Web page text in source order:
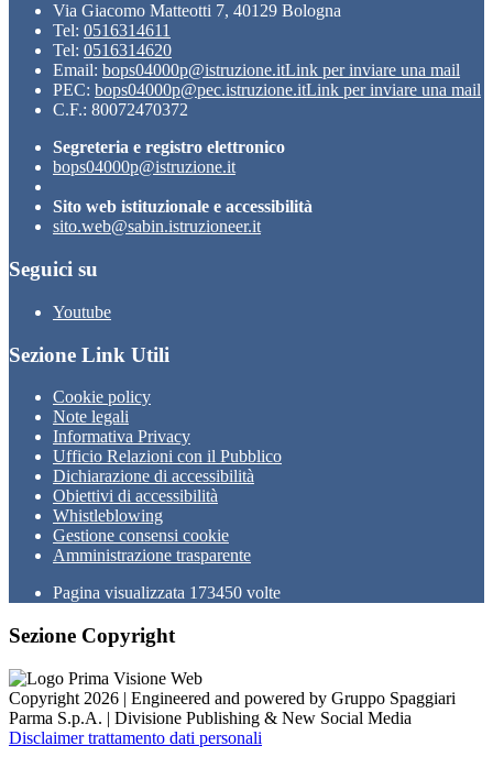
Via Giacomo Matteotti 7, 40129 Bologna
Tel: 0516314611
Tel: 0516314620
Email: bops04000p@istruzione.itLink per inviare una mail
PEC: bops04000p@pec.istruzione.itLink per inviare una mail
C.F.: 80072470372
Segreteria e registro elettronico
bops04000p@istruzione.it
Sito web istituzionale e accessibilità
sito.web@sabin.istruzioneer.it
Seguici su
Youtube
Sezione Link Utili
Cookie policy
Note legali
Informativa Privacy
Ufficio Relazioni con il Pubblico
Dichiarazione di accessibilità
Obiettivi di accessibilità
Whistleblowing
Gestione consensi cookie
Amministrazione trasparente
Pagina visualizzata 173450 volte
Sezione Copyright
Copyright 2026 | Engineered and powered by Gruppo Spaggiari
Parma S.p.A. | Divisione Publishing & New Social Media
Disclaimer trattamento dati personali